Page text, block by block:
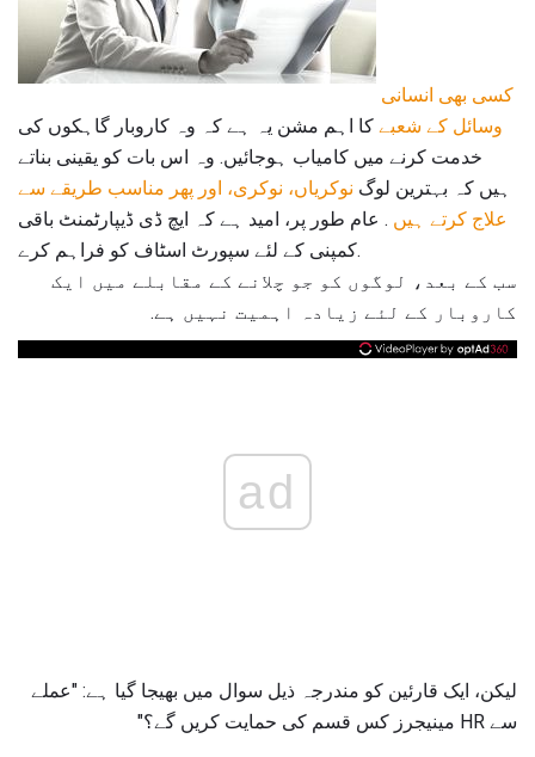
کسی بھی انسانی
وسائل کے شعبے کا اہم مشن یہ ہے کہ وہ کاروبار گاہکوں کی
خدمت کرنے میں کامیاب ہوجائیں. وہ اس بات کو یقینی بناتے
ہیں کہ بہترین لوگ نوکریاں، نوکری، اور پھر مناسب طریقے سے
علاج کرتے ہیں . عام طور پر، امید ہے کہ ایچ ڈی ڈیپارٹمنٹ باقی
کمپنی کے لئے سپورٹ اسٹاف کو فراہم کرے.
سب کے بعد، لوگوں کو جو چلانے کے مقابلے میں ایک
کاروبار کے لئے زیادہ اہمیت نہیں ہے.
ad
لیکن، ایک قارئین کو مندرجہ ذیل سوال میں بھیجا گیا ہے: "عملے
سے HR مینیجرز کس قسم کی حمایت کریں گے؟"